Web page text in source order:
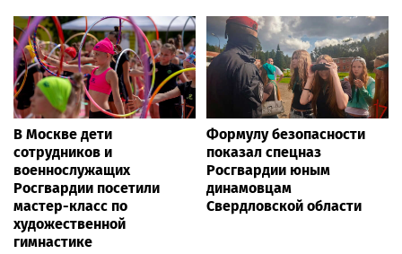
В Москве дети
сотрудников и
военнослужащих
Росгвардии посетили
мастер-класс по
художественной
гимнастике
Формулу безопасности
показал спецназ
Росгвардии юным
динамовцам
Свердловской области